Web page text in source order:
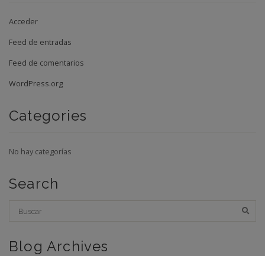
Acceder
Feed de entradas
Feed de comentarios
WordPress.org
Categories
No hay categorías
Search
Blog Archives